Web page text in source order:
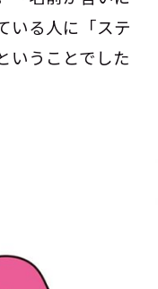
いる人に「ステ
いうことでした